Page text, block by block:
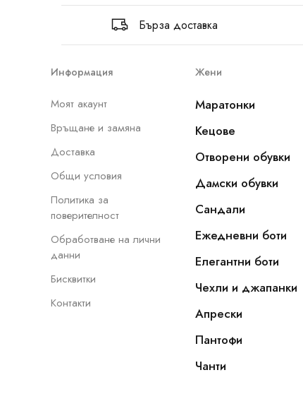
Бърза доставка
Информация
Моят акаунт
Връщане и замяна
Доставка
Общи условия
Политика за
поверителност
Обработване на лични
данни
Бисквитки
Контакти
Жени
Маратонки
Кецове
Отворени обувки
Дамски обувки
Сандали
Ежедневни боти
Елегантни боти
Чехли и джапанки
Апрески
Пантофи
Чанти